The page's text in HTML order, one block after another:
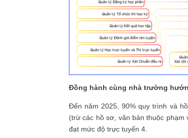
Đồng hành cùng nhà trường
Đến năm 2025, 90% quy trình và
(trừ các hồ sơ, văn bản thuộc
đạt mức độ trực tuyến 4.